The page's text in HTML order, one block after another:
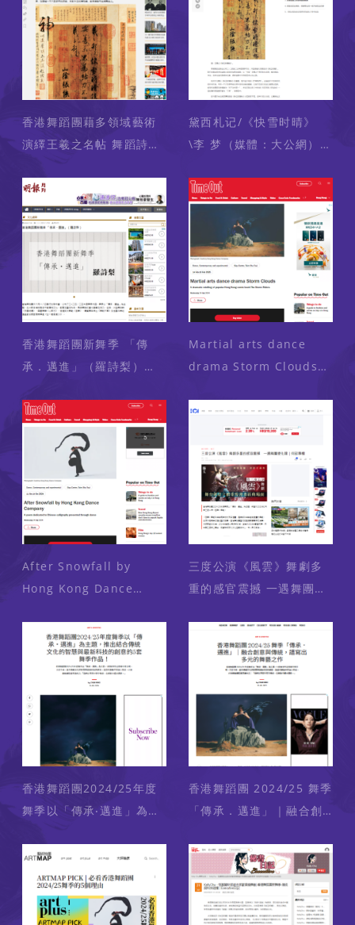
活動衝擊感官（媒體：ET
Net） 2024-09-02
香港舞蹈團藉多領域藝術
演繹王羲之名帖 舞蹈詩
象（媒體：橙新聞）
2024-08-12
黛西札记/《快雪时晴》
\李 梦（媒體：大公網）
香港舞蹈團新舞季 「傳
承．邁進」（羅詩梨）
07-30
Martial arts dance
drama Storm Clouds
2024-07-24
After Snowfall by
Hong Kong Dance
TimeOut) 2024-07-24
三度公演《風雲》舞劇多
重的感官震撼 一遇舞團便
香港01） 2024-06-30
香港舞蹈團2024/25年度
舞季以「傳承‧邁進」為主
智慧與最新科技的創意的5
套舞季作品！（媒體：
VOGUE） 2024-07-15
香港舞蹈團 2024/25 舞季
「傳承．邁進」｜融合創
舞藝之作（媒體：
VOGUE） 2024-07-10